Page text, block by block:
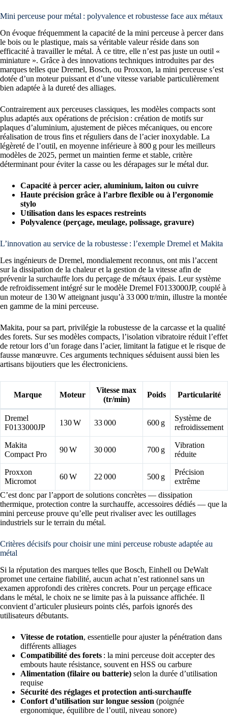
Mini perceuse pour métal : polyvalence et robustesse face aux métaux
On évoque fréquemment la capacité de la mini perceuse à percer dans
le bois ou le plastique, mais sa véritable valeur réside dans son
efficacité à travailler le métal. À ce titre, elle n’est pas juste un outil «
miniature ». Grâce à des innovations techniques introduites par des
marques telles que Dremel, Bosch, ou Proxxon, la mini perceuse s’est
dotée d’un moteur puissant et d’une vitesse variable particulièrement
bien adaptée à la dureté des alliages.
Contrairement aux perceuses classiques, les modèles compacts sont
plus adaptés aux opérations de précision : création de motifs sur
plaques d’aluminium, ajustement de pièces mécaniques, ou encore
réalisation de trous fins et réguliers dans de l’acier inoxydable. La
légèreté de l’outil, en moyenne inférieure à 800 g pour les meilleurs
modèles de 2025, permet un maintien ferme et stable, critère
déterminant pour éviter la casse ou les dérapages sur le métal dur.
Capacité à percer acier, aluminium, laiton ou cuivre
Haute précision grâce à l’arbre flexible ou à l’ergonomie
stylo
Utilisation dans les espaces restreints
Polyvalence (perçage, meulage, polissage, gravure)
L’innovation au service de la robustesse : l’exemple Dremel et Makita
Les ingénieurs de Dremel, mondialement reconnus, ont mis l’accent
sur la dissipation de la chaleur et la gestion de la vitesse afin de
prévenir la surchauffe lors du perçage de métaux épais. Leur système
de refroidissement intégré sur le modèle Dremel F0133000JP, couplé à
un moteur de 130 W atteignant jusqu’à 33 000 tr/min, illustre la montée
en gamme de la mini perceuse.
Makita, pour sa part, privilégie la robustesse de la carcasse et la qualité
des forets. Sur ses modèles compacts, l’isolation vibratoire réduit l’effet
de retour lors d’un forage dans l’acier, limitant la fatigue et le risque de
fausse manœuvre. Ces arguments techniques séduisent aussi bien les
artisans bijoutiers que les électroniciens.
Marque Moteur
Vitesse max
(tr/min)
Poids Particularité
Dremel
F0133000JP
130 W 33 000 600 g
Système de
refroidissement
Makita
Compact Pro
90 W 30 000 700 g
Vibration
réduite
Proxxon
Micromot
60 W 22 000 500 g
Précision
extrême
C’est donc par l’apport de solutions concrètes — dissipation
thermique, protection contre la surchauffe, accessoires dédiés — que la
mini perceuse prouve qu’elle peut rivaliser avec les outillages
industriels sur le terrain du métal.
Critères décisifs pour choisir une mini perceuse robuste adaptée au
métal
Si la réputation des marques telles que Bosch, Einhell ou DeWalt
promet une certaine fiabilité, aucun achat n’est rationnel sans un
examen approfondi des critères concrets. Pour un perçage efficace
dans le métal, le choix ne se limite pas à la puissance affichée. Il
convient d’articuler plusieurs points clés, parfois ignorés des
utilisateurs débutants.
Vitesse de rotation, essentielle pour ajuster la pénétration dans
différents alliages
Compatibilité des forets : la mini perceuse doit accepter des
embouts haute résistance, souvent en HSS ou carbure
Alimentation (filaire ou batterie) selon la durée d’utilisation
requise
Sécurité des réglages et protection anti-surchauffe
Confort d’utilisation sur longue session (poignée
ergonomique, équilibre de l’outil, niveau sonore)